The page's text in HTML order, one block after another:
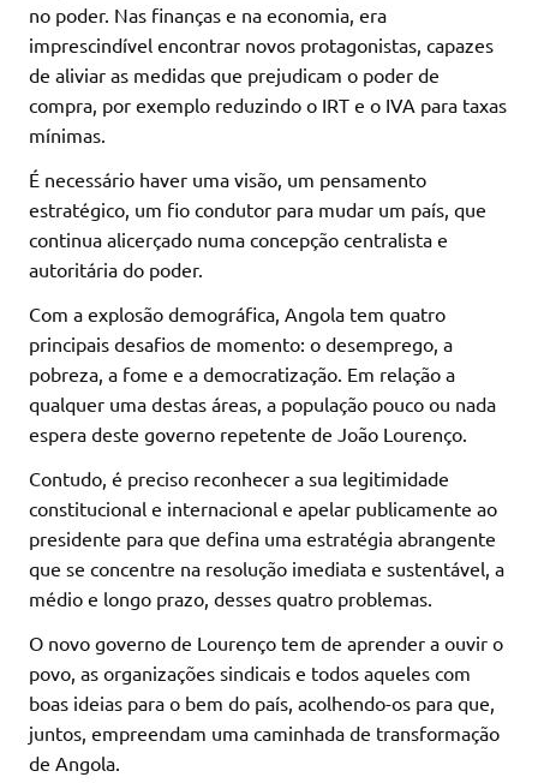
no poder. Nas finanças e na economia, era
imprescindível encontrar novos protagonistas, capazes
de aliviar as medidas que prejudicam o poder de
compra, por exemplo reduzindo o IRT e o IVA para taxas
mínimas.
É necessário haver uma visão, um pensamento
estratégico, um fio condutor para mudar um país, que
continua alicerçado numa concepção centralista e
autoritária do poder.
Com a explosão demográfica, Angola tem quatro
principais desafios de momento: o desemprego, a
pobreza, a fome e a democratização. Em relação a
qualquer uma destas áreas, a população pouco ou nada
espera deste governo repetente de João Lourenço.
Contudo, é preciso reconhecer a sua legitimidade
constitucional e internacional e apelar publicamente ao
presidente para que defina uma estratégia abrangente
que se concentre na resolução imediata e sustentável, a
médio e longo prazo, desses quatro problemas.
O novo governo de Lourenço tem de aprender a ouvir o
povo, as organizações sindicais e todos aqueles com
boas ideias para o bem do país, acolhendo-os para que,
juntos, empreendam uma caminhada de transformação
de Angola.